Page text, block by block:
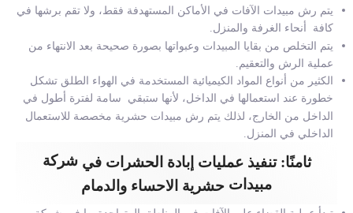
يتم رش مبيدات الآفات في الأماكن المستهدفة فقط، ولا تقم برشها في
كافة أنحاء الغرفة والمنزل.
يتم التخلص من بقايا المبيدات وعبواتها بصورة صحيحة بعد الانتهاء من
عملية الرش والتعقيم.
الكثير من أنواع المواد الكيميائية المستخدمة في الهواء الطلق تشكل
خطورة عند استعمالها في الداخل، لأنها ستبقي سامة لفترة أطول في
الداخل من الخارج، لذلك يتم رش مبيدات حشرية مخصصة للاستعمال
الداخلي في المنزل.
ثامنًا: تنفيذ عمليات إبادة الحشرات فيشركة
مبيدات حشرية الاحساء والدمام